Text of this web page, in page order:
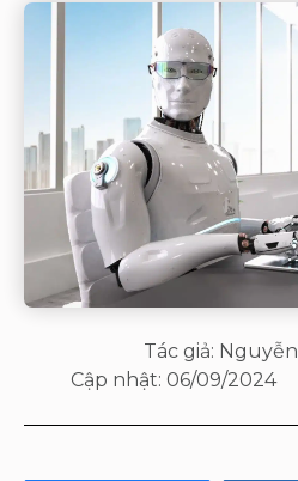
Tác giả:
Cập nhật: 06/09/2024